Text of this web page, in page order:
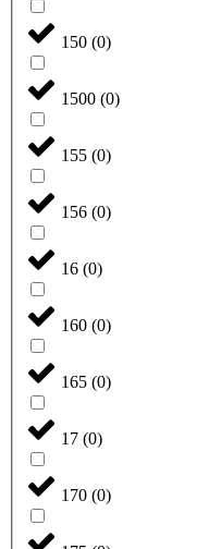
150 (0)
1500 (0)
155 (0)
156 (0)
16 (0)
160 (0)
165 (0)
17 (0)
170 (0)